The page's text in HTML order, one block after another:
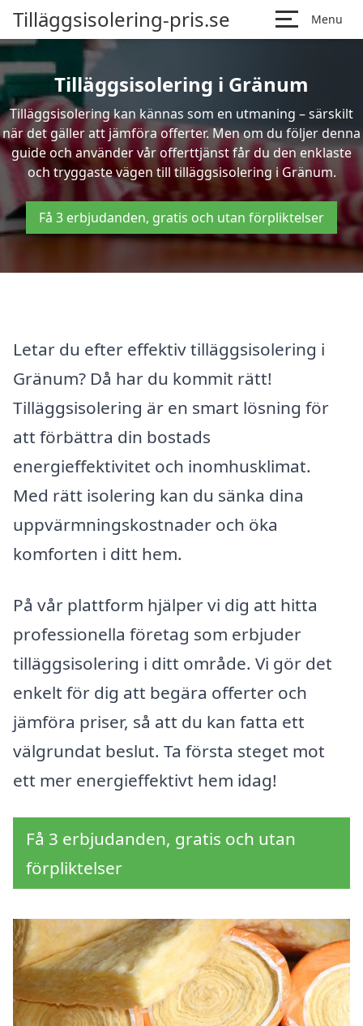
Tilläggsisolering-pris.se Menu
Tilläggsisolering i Gränum
Tilläggsisolering kan kännas som en utmaning – särskilt
när det gäller att jämföra offerter. Men om du följer denna
guide och använder vår offerttjänst får du den enklaste
och tryggaste vägen till tilläggsisolering i Gränum.
Få 3 erbjudanden, gratis och utan förpliktelser
Letar du efter effektiv tilläggsisolering i
Gränum? Då har du kommit rätt!
Tilläggsisolering är en smart lösning för
att förbättra din bostads
energieffektivitet och inomhusklimat.
Med rätt isolering kan du sänka dina
uppvärmningskostnader och öka
komforten i ditt hem.
På vår plattform hjälper vi dig att hitta
professionella företag som erbjuder
tilläggsisolering i ditt område. Vi gör det
enkelt för dig att begära offerter och
jämföra priser, så att du kan fatta ett
välgrundat beslut. Ta första steget mot
ett mer energieffektivt hem idag!
Få 3 erbjudanden, gratis och utan
förpliktelser